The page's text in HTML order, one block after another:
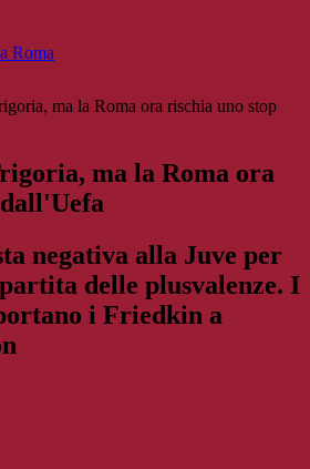
Roma
ma la Roma ora rischia uno stop
ma la Roma ora
negativa alla Juve per
delle plusvalenze. I
i Friedkin a